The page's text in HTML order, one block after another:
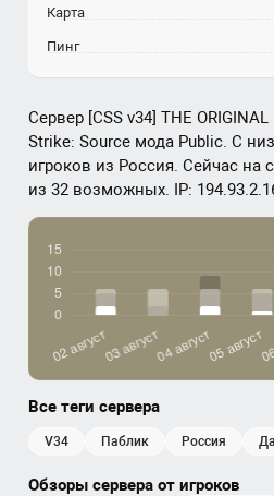
Сервер [CSS v34] THE
Strike: Source мода Public. С
игроков из Россия. Сейчас на
из 32 возможных. IP:
Все теги сервера
v34 паблик россия
Обзоры сервера от игроков
Карта
Пинг